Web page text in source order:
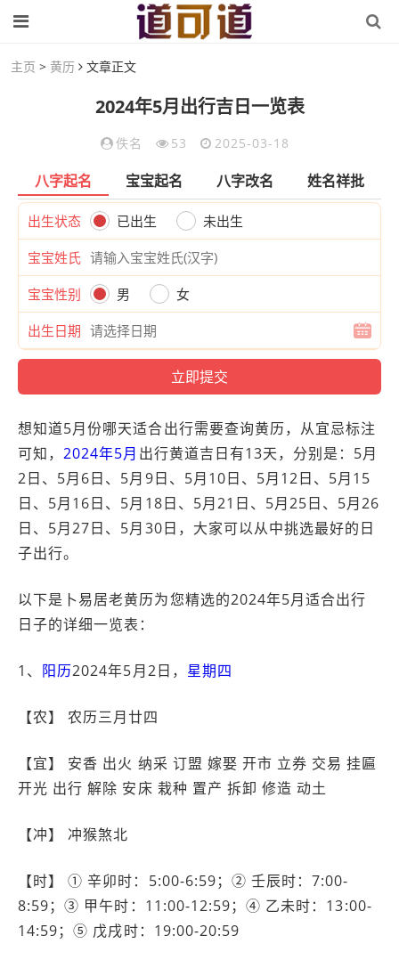
主页 > 黄历 文章正文
2024年5月出行吉日一览表
佚名 53 2025-03-18
八字起名 宝宝起名 八字改名 姓名祥批
出生状态 已出生 未出生
宝宝姓氏
宝宝性别 男 女
出生日期
想知道5月份哪天适合出行需要查询黄历，从宜忌标注
可知，2024年5月 出行黄道吉日有13天，分别是：5月
2日、5月6日、5月9日、5月10日、5月12日、5月15
日、5月16日、5月18日、5月21日、5月25日、5月26
日、5月27日、5月30日，大家可以从中挑选最好的日
子出行。
以下是卜易居老黄历为您精选的2024年5月适合出行
日子的详细一览表：
1、 阳历2024年5月2日， 星期四
【农】 农历三月廿四
【宜】 安香 出火 纳采 订盟 嫁娶 开市 立券 交易 挂匾
开光 出行 解除 安床 栽种 置产 拆卸 修造 动土
【冲】 冲猴煞北
【时】 ① 辛卯时：5:00-6:59；② 壬辰时：7:00-
8:59；③ 甲午时：11:00-12:59；④ 乙未时：13:00-
14:59；⑤ 戊戌时：19:00-20:59